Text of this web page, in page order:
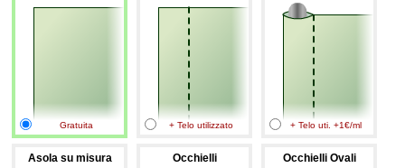
Gratuita + Telo utilizzato + Telo uti. +1€/ml
Asola su misura Occhielli Occhielli Ovali